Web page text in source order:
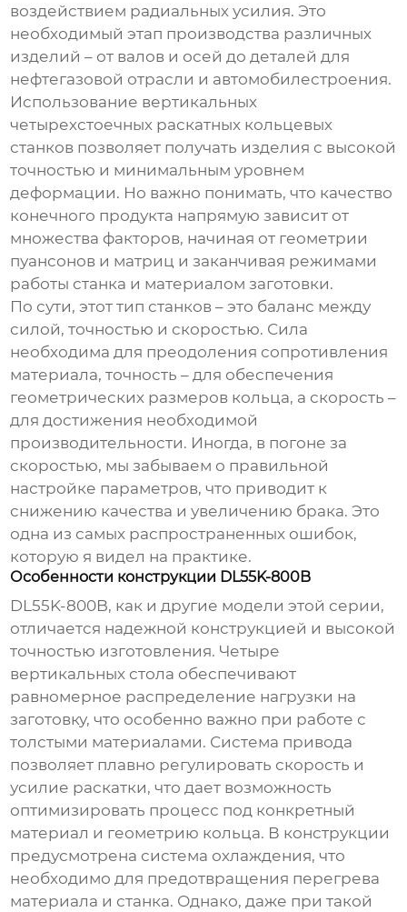
воздействием радиальных усилия. Это
необходимый этап производства различных
изделий – от валов и осей до деталей для
нефтегазовой отрасли и автомобилестроения.
Использование вертикальных
четырехстоечных раскатных кольцевых
станков позволяет получать изделия с высокой
точностью и минимальным уровнем
деформации. Но важно понимать, что качество
конечного продукта напрямую зависит от
множества факторов, начиная от геометрии
пуансонов и матриц и заканчивая режимами
работы станка и материалом заготовки.
По сути, этот тип станков – это баланс между
силой, точностью и скоростью. Сила
необходима для преодоления сопротивления
материала, точность – для обеспечения
геометрических размеров кольца, а скорость –
для достижения необходимой
производительности. Иногда, в погоне за
скоростью, мы забываем о правильной
настройке параметров, что приводит к
снижению качества и увеличению брака. Это
одна из самых распространенных ошибок,
которую я видел на практике.
Особенности конструкции DL55K-800B
DL55K-800B, как и другие модели этой серии,
отличается надежной конструкцией и высокой
точностью изготовления. Четыре
вертикальных стола обеспечивают
равномерное распределение нагрузки на
заготовку, что особенно важно при работе с
толстыми материалами. Система привода
позволяет плавно регулировать скорость и
усилие раскатки, что дает возможность
оптимизировать процесс под конкретный
материал и геометрию кольца. В конструкции
предусмотрена система охлаждения, что
необходимо для предотвращения перегрева
материала и станка. Однако, даже при такой